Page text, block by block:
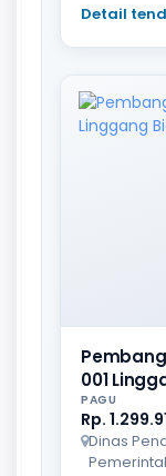
Detail
001
PAGU
Rp.
Dinas